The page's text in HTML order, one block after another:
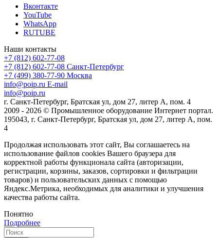
Вконтакте
YouTube
WhatsApp
RUTUBE
Наши контакты
+7 (812) 602-77-08
+7 (812) 602-77-08 Санкт-Петербург
+7 (499) 380-77-90 Москва
info@poip.ru E-mail
info@poip.ru
г. Санкт-Петербург, Братская ул, дом 27, литер А, пом. 4
2009 - 2026 © Промышленное оборудование Интернет портал.
195043, г. Санкт-Петербург, Братская ул, дом 27, литер А, пом.
4
Продолжая использовать этот сайт, Вы соглашаетесь на
использование файлов cookies Вашего браузера для
корректной работы функционала сайта (авторизации,
регистрации, корзины, заказов, сортировки и фильтрации
товаров) и пользовательских данных с помощью
Яндекс.Метрика, необходимых для аналитики и улучшения
качества работы сайта.
Понятно
Подробнее